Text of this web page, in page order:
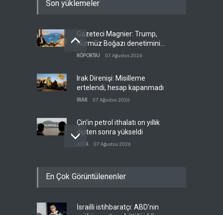
Son yüklemeler
Gazeteci Magnier: Trump,
Hürmüz Boğazı denetimini
doğrudan İran ve Umman'a
RÖPORTAJ 07 Ağustos 2026
Irak Direnişi: Misilleme
ertelendi, hesap kapanmadı
IRAK 07 Ağustos 2026
Çin'in petrol ithalatı on yıllık
dipten sonra yükseldi
ASYA 07 Ağustos 2026
sonra petrol üretimini rekor
The Telegraph: Hürmüz
En Çok Görüntülenenler
İsrailli istihbaratçı: ABD'nin